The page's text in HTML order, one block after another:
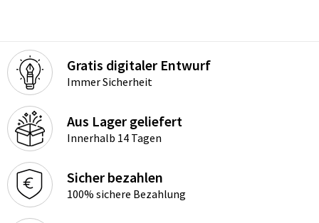
Gratis digitaler Entwurf
Immer Sicherheit
Aus Lager geliefert
Innerhalb 14 Tagen
Sicher bezahlen
100% sichere Bezahlung